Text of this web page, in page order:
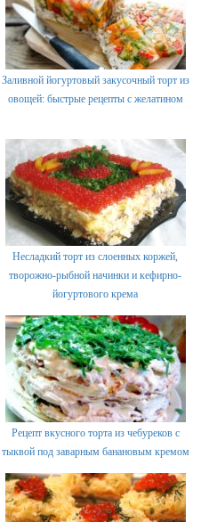
Заливной йогуртовый закусочный торт из
овощей: быстрые рецепты с желатином
Несладкий торт из слоенных коржей,
творожно-рыбной начинки и кефирно-
йогуртового крема
Рецепт вкусного торта из чебуреков с
тыквой под заварным банановым кремом